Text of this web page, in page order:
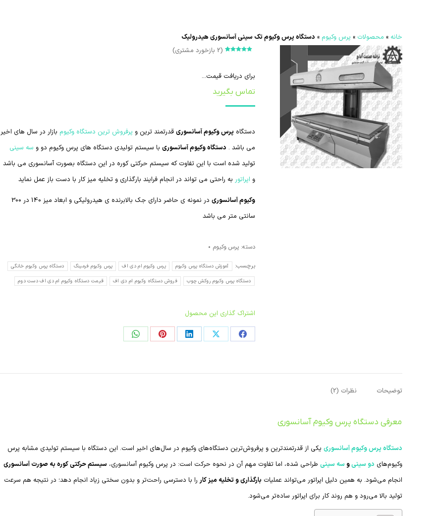
خانه » محصولات » پرس وکیوم » دستگاه پرس وکیوم تک سینی آسانسوری هیدرولیک
برای دریافت قیمت...
تماس بگیرید
مشتری
(
2 بازخورد مشتری)
دستگاه پرس وکیوم آسانسوری قدرتمند ترین و پرفروش ترین دستگاه وکیوم بازار در سال های اخیر
می باشد . دستگاه وکیوم آسانسوری با سیستم تولیدی دستگاه های پرس وکیوم دو و سه سینی
تولید شده است با این تفاوت که سیستم حرکتی کوره در این دستگاه بصورت آسانسوری می باشد
و اپراتور به راحتی می تواند در انجام فرایند بارگذاری و تخلیه میز کار با دست باز عمل نماید
وکیوم آسانسوری
در نمونه ی حاضر دارای جک بالابرنده ی هیدرولیکی و ابعاد میز 140 در 300
سانتی متر می باشد
دسته:پرس وکیوم
برچسب: آموزش دستگاه پرس وکیوم پرس وکیوم ام دی اف پرس وکیوم فرمینگ
دستگاه پرس وکیوم خانگی
دستگاه پرس وکیوم روکش چوب
فروش دستگاه وکیوم ام دی اف قیمت دستگاه وکیوم ام دی اف دست دوم
اشتراک گذاری این محصول
فیسبوکایکس
لینکدینپینترست
اشتراک
واتساپ
توضیحات نظرات (2)
معرفی دستگاه پرس وکیوم آسانسوری
دستگاه پرس وکیوم آسانسوری یکی از قدرتمندترین و پرفروش‌ترین دستگاه‌های وکیوم در سال‌های اخیر است. این دستگاه با سیستم تولیدی مشابه پرس
وکیوم‌های دو سینیو سه سینی طراحی شده، اما تفاوت مهم آن در نحوه حرکت است: در پرس وکیوم آسانسوری، سیستم حرکتی کوره به صورت آسانسوری
انجام می‌شود. به همین دلیل اپراتور می‌تواند عملیات بارگذاری و تخلیه میز کاررا با دسترسی راحت‌تر و بدون سختی زیاد انجام دهد؛ در نتیجه هم سرعت
تولید بالا می‌رود و هم روند کار برای اپراتور ساده‌تر می‌شود.